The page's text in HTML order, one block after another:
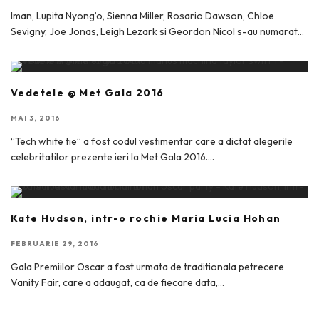
Iman, Lupita Nyong’o, Sienna Miller, Rosario Dawson, Chloe
Sevigny, Joe Jonas, Leigh Lezark si Geordon Nicol s-au numarat...
Vedetele @ Met Gala 2016
MAI 3, 2016
“Tech white tie” a fost codul vestimentar care a dictat alegerile
celebritatilor prezente ieri la Met Gala 2016....
Kate Hudson, intr-o rochie Maria Lucia Hohan
FEBRUARIE 29, 2016
Gala Premiilor Oscar a fost urmata de traditionala petrecere
Vanity Fair, care a adaugat, ca de fiecare data,...